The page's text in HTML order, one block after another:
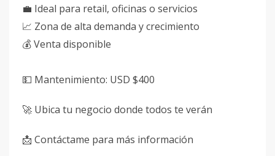
💼 Ideal para retail, oficinas o servicios
📈 Zona de alta demanda y crecimiento
💰 Venta disponible
💵 Mantenimiento: USD $400
🚀 Ubica tu negocio donde todos te verán
📩 Contáctame para más información